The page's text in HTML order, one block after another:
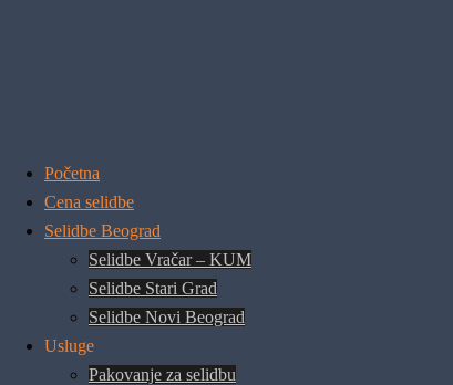
Početna
Cena selidbe
Selidbe Beograd
Selidbe Vračar – KUM
Selidbe Stari Grad
Selidbe Novi Beograd
Usluge
Pakovanje za selidbu